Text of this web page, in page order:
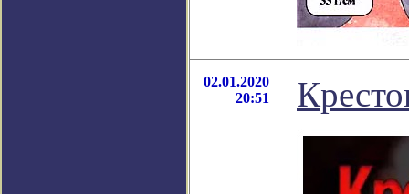
02.01.2020
20:51